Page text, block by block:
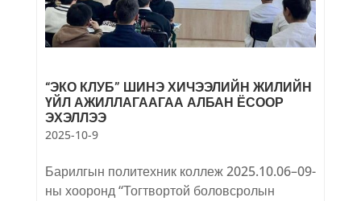
“ЭКО КЛУБ” ШИНЭ ХИЧЭЭЛИЙН ЖИЛИЙН
ҮЙЛ АЖИЛЛАГААГАА АЛБАН ЁСООР
ЭХЭЛЛЭЭ
2025-10-9
Барилгын политехник коллеж 2025.10.06–09-
ны хооронд “Тогтвортой боловсролын